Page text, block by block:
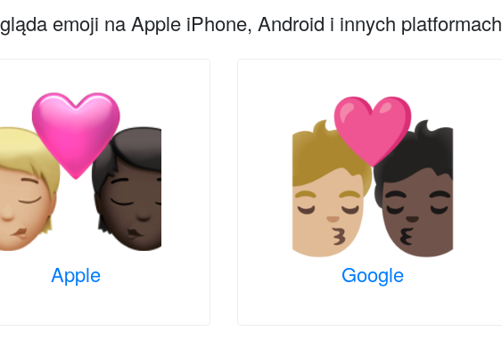
emoji na Apple iPhone, Android i innych platformach
Apple Google